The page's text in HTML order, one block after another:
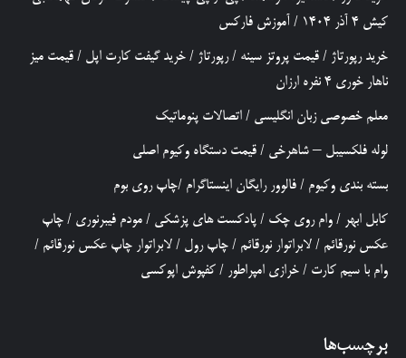
کیش 4 آذر 1404
/ آموزش فارکس
خرید رپورتاژ / قیمت پروتز سینه /رپورتاژ / خرید گیفت کارت اپل / قیمت میز
ناهار خوری 4 نفره ارزان
معلم خصوصی زبان انگلیسی / اتصالات پنوماتیک
لوله فلکسیبل – شاهرخی / قیمت دستگاه وکیوم اصلی
بسته بندی وکیوم / فالوور رایگان اینستاگرام /چاپ روی بوم
کابل ابهر / وام روی چک / پادکست های پزشکی / مودم فیبرنوری / چاپ
عکس نورقائم / لابراتوار نورقائم / چاپ رول / لابراتوار چاپ عکس نورقائم /
وام با سیم کارت / خرازی امپراطور / کفپوش اپوکسی
برچسب‌ها